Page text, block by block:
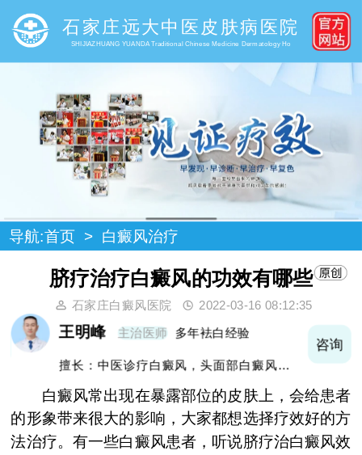
石家庄远大中医皮肤病医院
SHIJIAZHUANG YUANDA Traditional Chinese Medicine Dermatology Ho
导航:首页 > 白癜风治疗
脐疗治疗白癜风的功效有哪些
石家庄白癜风医院 2022-03-16 08:12:35
王明峰 主治医师 多年袪白经验
擅长：中医诊疗白癜风，头面部白癜风，青
咨询
白癜风常出现在暴露部位的皮肤上，会给患者
的形象带来很大的影响，大家都想选择疗效好的方
法治疗。有一些白癜风患者，听说脐疗治白癜风效